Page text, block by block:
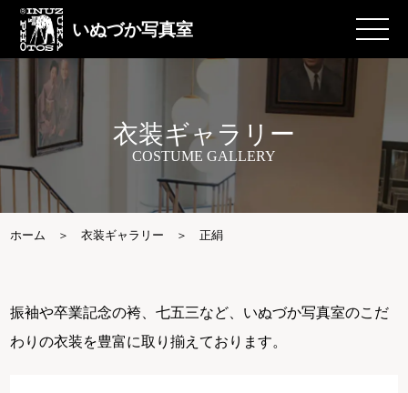
いぬづか写真室
衣装ギャラリー
COSTUME GALLERY
ホーム 衣装ギャラリー 正絹
振袖や卒業記念の袴、七五三など、いぬづか写真室のこだ
わりの衣装を豊富に取り揃えております。